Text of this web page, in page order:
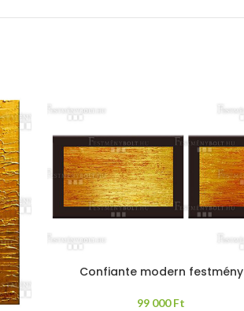
Confiante modern festmény
99 000Ft